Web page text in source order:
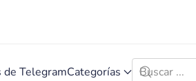
de TelegramCategorías